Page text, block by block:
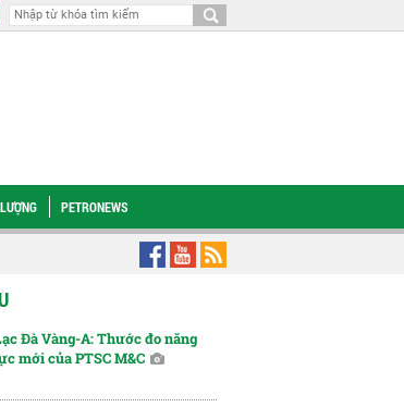
PETRONEWS
NCSP tăng cường công tác phối hợp bảo đảm an ninh, an
Đà Vàng-A: Thước đo năng
mới của PTSC M&C